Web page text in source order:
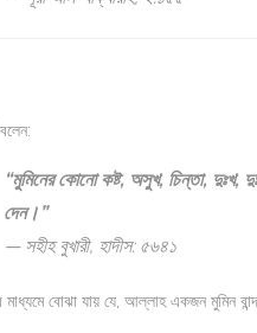
রাসূলুল্লাহ ﷺ বলেন:
“মুমিনের কোনো কষ্ট, অসুখ, চিন্তা, দুঃখ,
দেন।”
— সহীহ বুখারী, হাদীস: ৫৬৪১
বোঝা যায় যে, আল্লাহ একজন মুমিন